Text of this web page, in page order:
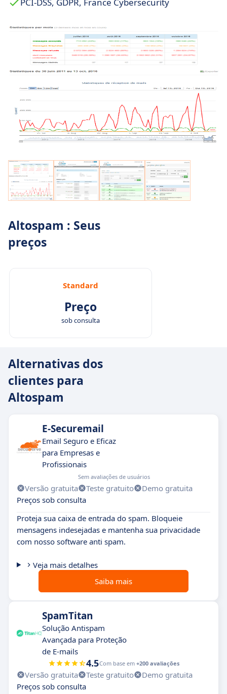
Altospam : Seus
preços
Standard
Preço
sob consulta
Alternativas dos
clientes para
Altospam
E-Securemail
Email Seguro e Eficaz
para Empresas e
Profissionais
Sem avaliações de usuários
Versão gratuita Teste gratuito
Demo gratuita
Preços sob consulta
Proteja sua caixa de entrada do spam. Bloqueie
mensagens indesejadas e mantenha sua privacidade
com nosso software anti spam.
Veja mais detalhes
Saiba mais
SpamTitan
Solução Antispam
Avançada para Proteção
de E-mails
4.5Com base em +200 avaliações
Versão gratuita Teste gratuito
Demo gratuita
Preços sob consulta